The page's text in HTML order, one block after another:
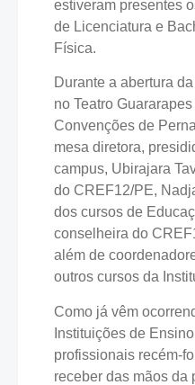
estiveram presentes
de Licenciatura e
Física.
Durante a abertura
no Teatro
Convenções de
mesa diretora,
campus, Ubirajara
do CREF12/PE,
dos cursos de
conselheira do
além de
outros cursos da
Como já vêm
Instituições de
profissionais recém-
receber das mãos da